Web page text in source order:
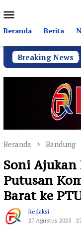
ke
kontenMobile
Beranda Berita
Breaking News
dan Sportivitas
Beranda Bandung
Soni Ajukan
Putusan
Barat ke
Redaksi
27 Agustus 2025